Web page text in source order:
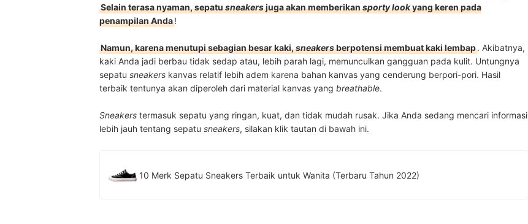
Selain terasa nyaman, sepatusneakersjuga akan memberikansporty lookyang keren pada
penampilan Anda!
Namun, karena menutupi sebagian besar kaki,sneakersberpotensi membuat kaki lembap. Akibatnya,
kaki Anda jadi berbau tidak sedap atau, lebih parah lagi, memunculkan gangguan pada kulit. Untungnya
sepatu sneakers kanvas relatif lebih adem karena bahan kanvas yang cenderung berpori-pori. Hasil
terbaik tentunya akan diperoleh dari material kanvas yang breathable.
Sneakers termasuk sepatu yang ringan, kuat, dan tidak mudah rusak. Jika Anda sedang mencari informasi
lebih jauh tentang sepatu sneakers, silakan klik tautan di bawah ini.
10 Merk Sepatu Sneakers Terbaik untuk Wanita (Terbaru Tahun 2022)